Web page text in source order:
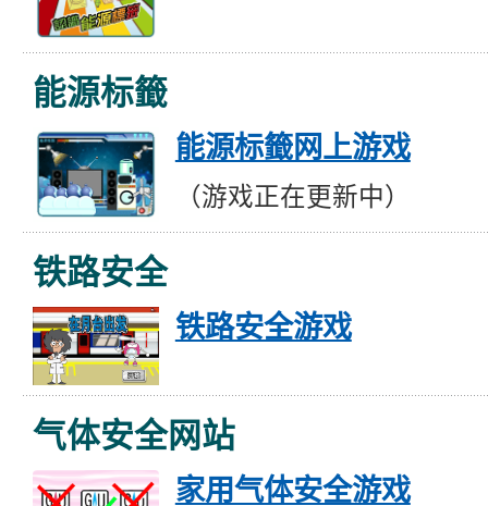
能源标籤
能源标籤网上游戏
（游戏正在更新中）
铁路安全
铁路安全游戏
气体安全网站
家用气体安全游戏